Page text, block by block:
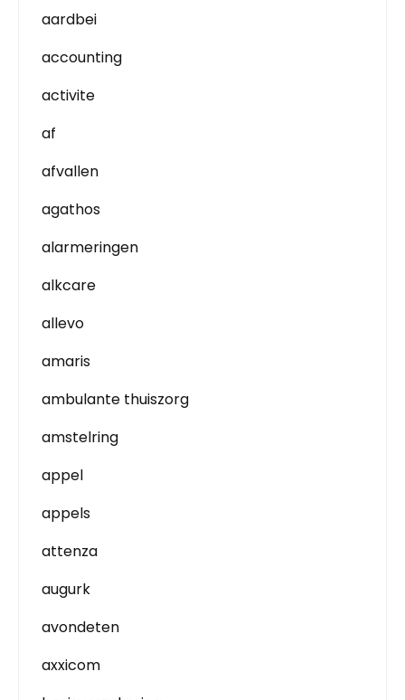
aardbei
accounting
activite
af
afvallen
agathos
alarmeringen
alkcare
allevo
amaris
ambulante thuiszorg
amstelring
appel
appels
attenza
augurk
avondeten
axxicom